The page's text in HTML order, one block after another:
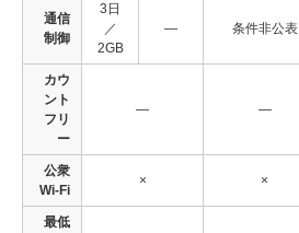
通信
制御
3日
／
2GB
― 条件非公表
カウ
ント
フリ
ー
― ―
公衆
Wi-Fi
× ×
最低